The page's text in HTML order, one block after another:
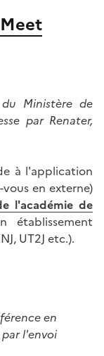
Ministère de
par Renater,
à l'application
en externe)
l'académie de
établissement
UT2J etc.).
en
l'envoi